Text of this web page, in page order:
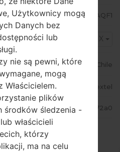
G532MUBU1AQF1
CHX
Chile
Nextel
Użytkownicy mogą
Danych bez
lub
nie są pewni, które
mogą
plików
środków śledzenia -
właścicieli
którzy
ma na celu